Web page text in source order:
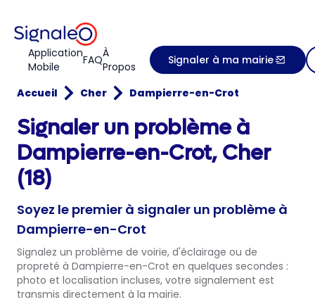
Application
Mobile
FAQÀ
Propos
Signaler à ma mairie
Accueil Cher Dampierre-en-Crot
Signaler un problème à
Dampierre-en-Crot, Cher
(18)
Soyez le premier à signaler un problème à
Dampierre-en-Crot
Signalez un problème de voirie, d'éclairage ou de
propreté à Dampierre-en-Crot en quelques secondes :
photo et localisation incluses, votre signalement est
transmis directement à la mairie.